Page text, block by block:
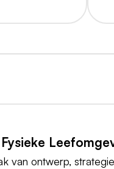
van ontwerp,